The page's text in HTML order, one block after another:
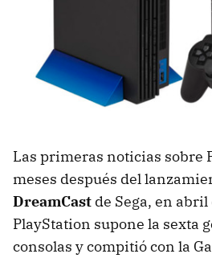
Las primeras noticias sobre
meses después del
DreamCast de Sega, en
PlayStation supone la sexta
consolas y compitió con la